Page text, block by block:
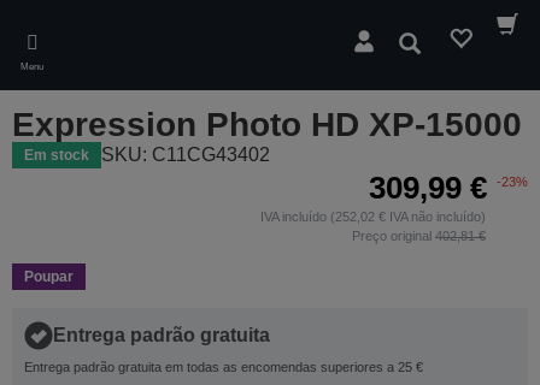
main
content
Menu
Pesquisar
Expression Photo HD XP-15000
Em stock SKU: C11CG43402
309,99 € -23%
IVA incluído (252,02 € IVA não incluído)
Preço original 402,81 €
Poupar
Entrega padrão gratuita
Entrega padrão gratuita em todas as encomendas superiores a 25 €